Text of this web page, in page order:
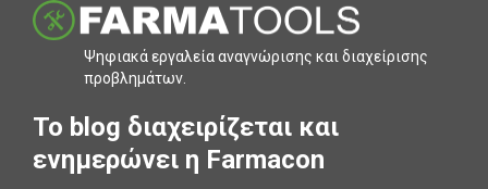
Ψηφιακά εργαλεία αναγνώρισης και διαχείρισης
προβληµάτων.
To blog διαχειρίζεται και
ενημερώνει η Farmacon